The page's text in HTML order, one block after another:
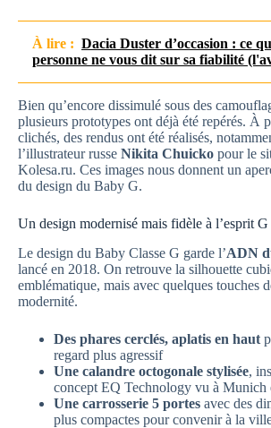
À lire : Dacia Duster d’occasion : ce
personne ne vous dit sur sa fiabilité
Bien qu’encore dissimulé sous des
plusieurs prototypes ont déjà été repérés. À
clichés, des rendus ont été réalisés,
l’illustrateur russe Nikita Chuicko pour le
Kolesa.ru. Ces images nous donnent un
du design du Baby G.
Un design modernisé mais fidèle à l’esprit G
Le design du Baby Classe G garde l’ADN
lancé en 2018. On retrouve la silhouette
emblématique, mais avec quelques touches
modernité.
Des phares cerclés, aplatis en haut
regard plus agressif
Une calandre octogonale stylisée,
concept EQ Technology vu à Munich
Une carrosserie 5 portes avec des
plus compactes pour convenir à la